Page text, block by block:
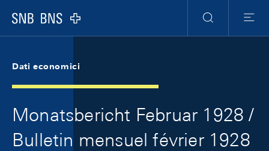
Logo
Ricerca
Menu
Dati economici
Monatsbericht Februar 1928 /
Bulletin mensuel février 1928